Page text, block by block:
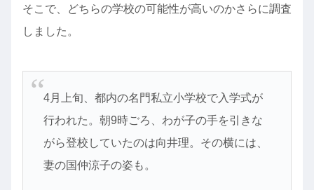
そこで、どちらの学校の可能性が高いのかさらに調査
しました。
4月上旬、都内の名門私立小学校で入学式が
行われた。朝9時ごろ、わが子の手を引きな
がら登校していたのは向井理。その横には、
妻の国仲涼子の姿も。